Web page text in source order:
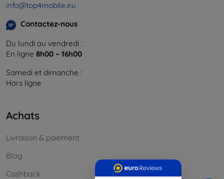
info@top4mobile.eu
Contactez-nous
Du lundi au vendredi :
En ligne 8h00 – 16h00
Samedi et dimanche :
Hors ligne
Achats
Livraison & paiement
Blog
Cashback